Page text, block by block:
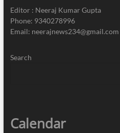
Editor : Neeraj Kumar Gupta
Phone: 9340278996
Email: neerajnews234@gmail.com
Search
Calendar